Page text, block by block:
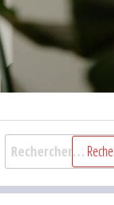
Rechercher :